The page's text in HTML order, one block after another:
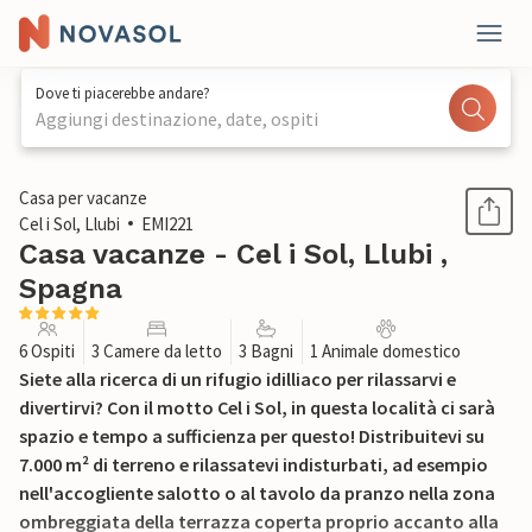
Dove ti piacerebbe andare?
Aggiungi destinazione, date, ospiti
1 / 47
Casa per vacanze
Cel i Sol, Llubi
EMI221
Casa vacanze - Cel i Sol, Llubi ,
Spagna
6 Ospiti 3 Camere da letto 3 Bagni 1 Animale domestico
Siete alla ricerca di un rifugio idilliaco per rilassarvi e
divertirvi? Con il motto Cel i Sol, in questa località ci sarà
spazio e tempo a sufficienza per questo! Distribuitevi su
7.000 m² di terreno e rilassatevi indisturbati, ad esempio
nell'accogliente salotto o al tavolo da pranzo nella zona
ombreggiata della terrazza coperta proprio accanto alla